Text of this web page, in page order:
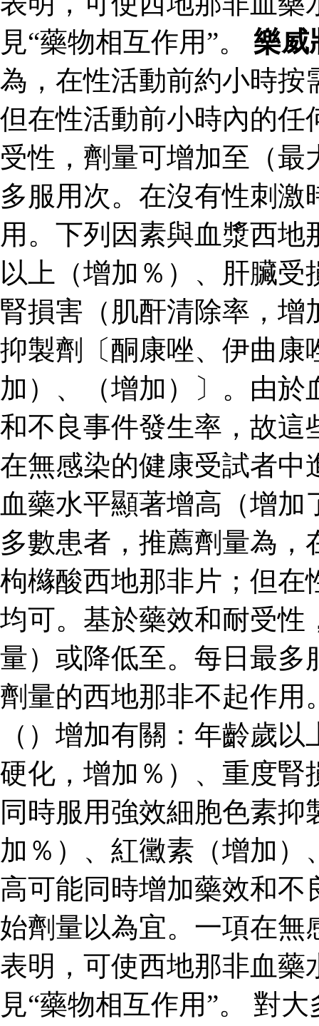
見“藥物相互作用”。 樂威
為，在性活動前約小時按
但在性活動前小時內的任
受性，劑量可增加至（
多服用次。在沒有性刺
用。下列因素與血漿西
以上（增加％）、肝臟
腎損害（肌酐清除率，增
抑製劑〔酮康唑、伊曲康
加）、（增加）〕。由
和不良事件發生率，故這
在無感染的健康受試者中
血藥水平顯著增高（增加
多數患者，推薦劑量為
枸櫞酸西地那非片；但在
均可。基於藥效和耐受性
量）或降低至。每日最多
劑量的西地那非不起作用
（）增加有關：年齡歲
硬化，增加％）、重度腎
同時服用強效細胞色素
加％）、紅黴素（增加
高可能同時增加藥效和不
始劑量以為宜。一項在無
表明，可使西地那非血藥
見“藥物相互作用”。 對